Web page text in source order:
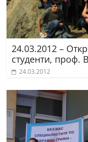
24.03.2012 –
студенти, проф.
24.03.2012